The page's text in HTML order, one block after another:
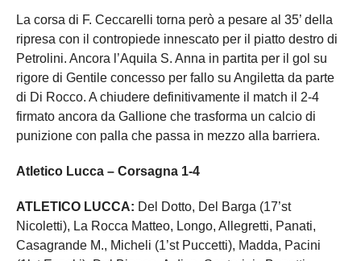
La corsa di F. Ceccarelli torna però a pesare al 35’ della
ripresa con il contropiede innescato per il piatto destro di
Petrolini. Ancora l’Aquila S. Anna in partita per il gol su
rigore di Gentile concesso per fallo su Angiletta da parte
di Di Rocco. A chiudere definitivamente il match il 2-4
firmato ancora da Gallione che trasforma un calcio di
punizione con palla che passa in mezzo alla barriera.
Atletico Lucca – Corsagna 1-4
ATLETICO LUCCA: Del Dotto, Del Barga (17’st
Nicoletti), La Rocca Matteo, Longo, Allegretti, Panati,
Casagrande M., Micheli (1’st Puccetti), Madda, Pacini